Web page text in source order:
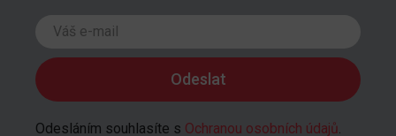
Odesláním souhlasíte s Ochranou osobních údajů